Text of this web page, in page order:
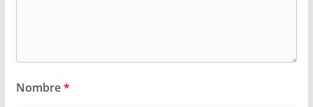
Nombre*